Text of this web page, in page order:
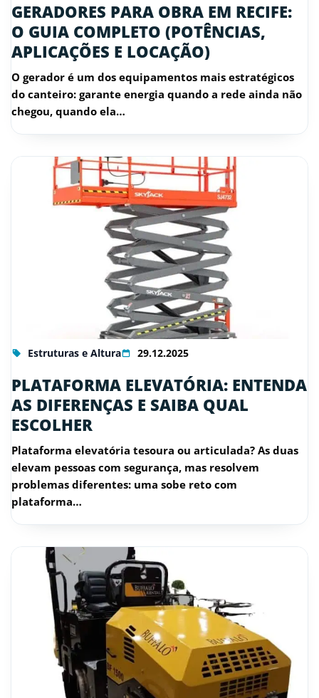
GERADORES PARA OBRA EM RECIFE:
O GUIA COMPLETO (POTÊNCIAS,
APLICAÇÕES E LOCAÇÃO)
O gerador é um dos equipamentos mais estratégicos
do canteiro: garante energia quando a rede ainda não
chegou, quando ela…
Estruturas e Altura 29.12.2025
PLATAFORMA ELEVATÓRIA: ENTENDA
AS DIFERENÇAS E SAIBA QUAL
ESCOLHER
Plataforma elevatória tesoura ou articulada? As duas
elevam pessoas com segurança, mas resolvem
problemas diferentes: uma sobe reto com
plataforma…